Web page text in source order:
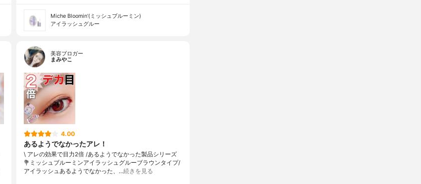
Miche Bloomin'(ミッシュブルーミン)
アイラッシュグルー
美容ブロガー
まみやこ
4.00
あるようでなかったアレ！
\ アレの効果で目力2倍 /⁡⁡あるようでなかった製品シリーズ⁡⁡⁡
💐ミッシュブルーミンアイラッシュグルーブラウンタイプ/
アイラッシュ⁡⁡⁡あるようでなかった、…続きを見る